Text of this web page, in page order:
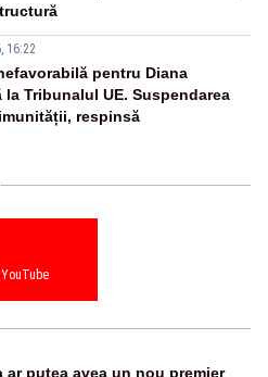
16:22
pentru Diana
la Tribunalul UE. Suspendarea
respinsă
YouTube
ar putea avea un nou premier